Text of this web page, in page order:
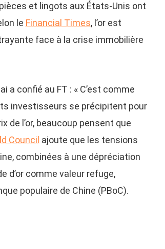
et lingots aux États-Unis ont
le Financial Times, l’or est
face à la crise immobilière
a confié au FT : « C’est comme
investisseurs se précipitent pour
de l’or, beaucoup pensent que
Council ajoute que les tensions
combinées à une dépréciation
d’or comme valeur refuge,
populaire de Chine (PBoC).